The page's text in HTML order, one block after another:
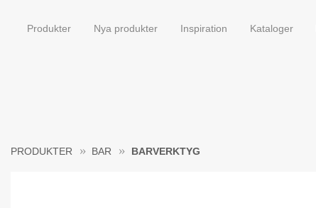
Produkter Nya produkter Inspiration Kataloger
PRODUKTER BAR BARVERKTYG